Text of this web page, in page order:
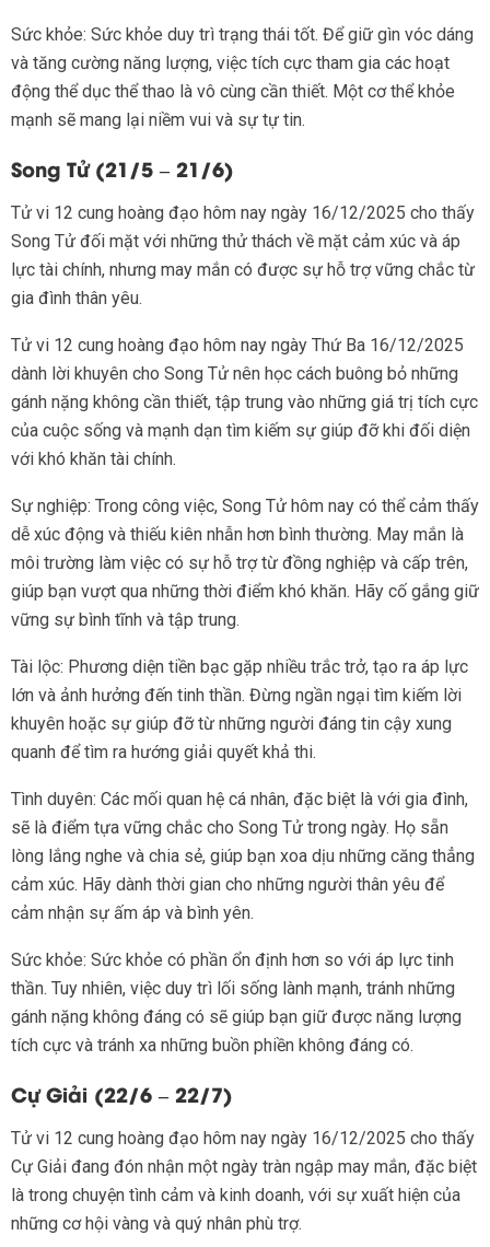
Sức khỏe: Sức khỏe duy trì trạng thái tốt. Để giữ gìn vóc dáng
và tăng cường năng lượng, việc tích cực tham gia các hoạt
động thể dục thể thao là vô cùng cần thiết. Một cơ thể khỏe
mạnh sẽ mang lại niềm vui và sự tự tin.
Song Tử (21/5 – 21/6)
Tử vi 12 cung hoàng đạo hôm nay ngày 16/12/2025 cho thấy
Song Tử đối mặt với những thử thách về mặt cảm xúc và áp
lực tài chính, nhưng may mắn có được sự hỗ trợ vững chắc từ
gia đình thân yêu.
Tử vi 12 cung hoàng đạo hôm nay ngày Thứ Ba 16/12/2025
dành lời khuyên cho Song Tử nên học cách buông bỏ những
gánh nặng không cần thiết, tập trung vào những giá trị tích cực
của cuộc sống và mạnh dạn tìm kiếm sự giúp đỡ khi đối diện
với khó khăn tài chính.
Sự nghiệp: Trong công việc, Song Tử hôm nay có thể cảm thấy
dễ xúc động và thiếu kiên nhẫn hơn bình thường. May mắn là
môi trường làm việc có sự hỗ trợ từ đồng nghiệp và cấp trên,
giúp bạn vượt qua những thời điểm khó khăn. Hãy cố gắng giữ
vững sự bình tĩnh và tập trung.
Tài lộc: Phương diện tiền bạc gặp nhiều trắc trở, tạo ra áp lực
lớn và ảnh hưởng đến tinh thần. Đừng ngần ngại tìm kiếm lời
khuyên hoặc sự giúp đỡ từ những người đáng tin cậy xung
quanh để tìm ra hướng giải quyết khả thi.
Tình duyên: Các mối quan hệ cá nhân, đặc biệt là với gia đình,
sẽ là điểm tựa vững chắc cho Song Tử trong ngày. Họ sẵn
lòng lắng nghe và chia sẻ, giúp bạn xoa dịu những căng thẳng
cảm xúc. Hãy dành thời gian cho những người thân yêu để
cảm nhận sự ấm áp và bình yên.
Sức khỏe: Sức khỏe có phần ổn định hơn so với áp lực tinh
thần. Tuy nhiên, việc duy trì lối sống lành mạnh, tránh những
gánh nặng không đáng có sẽ giúp bạn giữ được năng lượng
tích cực và tránh xa những buồn phiền không đáng có.
Cự Giải (22/6 – 22/7)
Tử vi 12 cung hoàng đạo hôm nay ngày 16/12/2025 cho thấy
Cự Giải đang đón nhận một ngày tràn ngập may mắn, đặc biệt
là trong chuyện tình cảm và kinh doanh, với sự xuất hiện của
những cơ hội vàng và quý nhân phù trợ.